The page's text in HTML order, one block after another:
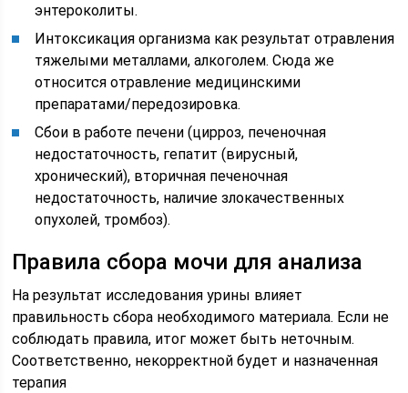
энтероколиты.
Интоксикация организма как результат отравления
тяжелыми металлами, алкоголем. Сюда же
относится отравление медицинскими
препаратами/передозировка.
Сбои в работе печени (цирроз, печеночная
недостаточность, гепатит (вирусный,
хронический), вторичная печеночная
недостаточность, наличие злокачественных
опухолей, тромбоз).
Правила сбора мочи для анализа
На результат исследования урины влияет
правильность сбора необходимого материала. Если не
соблюдать правила, итог может быть неточным.
Соответственно, некорректной будет и назначенная
терапия